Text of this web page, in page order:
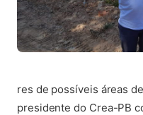
res de possíveis áreas
presidente do Crea-PB